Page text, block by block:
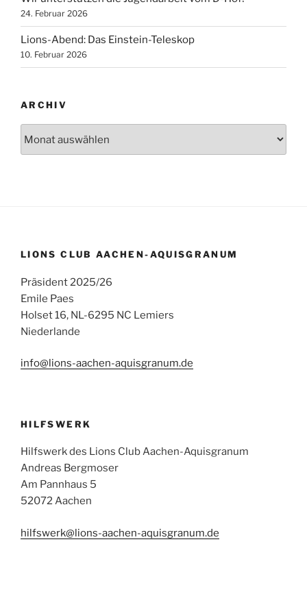
24. Februar 2026
Lions-Abend: Das Einstein-Teleskop
10. Februar 2026
ARCHIV
LIONS CLUB AACHEN-AQUISGRANUM
Präsident 2025/26
Emile Paes
Holset 16, NL-6295 NC Lemiers
Niederlande
info@lions-aachen-aquisgranum.de
HILFSWERK
Hilfswerk des Lions Club Aachen-Aquisgranum
Andreas Bergmoser
Am Pannhaus 5
52072 Aachen
hilfswerk@lions-aachen-aquisgranum.de